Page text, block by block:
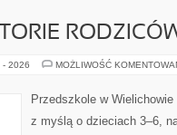
- 2026 MOŻLIWOŚĆ
Przedszkole w
z myślą o dzieciach 3–6,